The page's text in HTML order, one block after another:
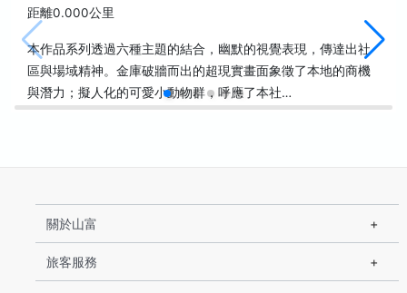
距離0.000公里
本作品系列透過六種主題的結合，幽默的視覺表現，傳達出社
區與場域精神。金庫破牆而出的超現實畫面象徵了本地的商機
與潛力；擬人化的可愛小動物群，呼應了本社…
關於山富
旅客服務